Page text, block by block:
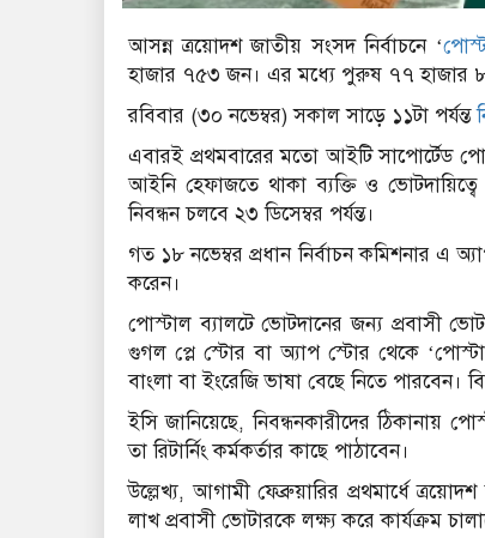
আসন্ন ত্রয়োদশ জাতীয় সংসদ নির্বাচনে ‘
হাজার ৭৫৩ জন। এর মধ্যে পুরুষ ৭৭ হাজার
রবিবার (৩০ নভেম্বর) সকাল সাড়ে ১১টা পর্যন্ত
এবারই প্রথমবারের মতো আইটি সাপোর্টেড
আইনি হেফাজতে থাকা ব্যক্তি ও
নিবন্ধন চলবে ২৩ ডিসেম্বর পর্যন্ত।
গত ১৮ নভেম্বর প্রধান নির্বাচন কমিশনার এ
করেন।
পোস্টাল ব্যালটে ভোটদানের জন্য প্রবাসী
গুগল প্লে স্টোর বা অ্যাপ স্টোর থেকে
বাংলা বা ইংরেজি ভাষা বেছে নিতে পারবেন।
ইসি জানিয়েছে, নিবন্ধনকারীদের ঠিকানায়
তা রিটার্নিং কর্মকর্তার কাছে পাঠাবেন।
উল্লেখ্য, আগামী ফেব্রুয়ারির প্রথমার্ধে
লাখ প্রবাসী ভোটারকে লক্ষ্য করে কার্যক্রম